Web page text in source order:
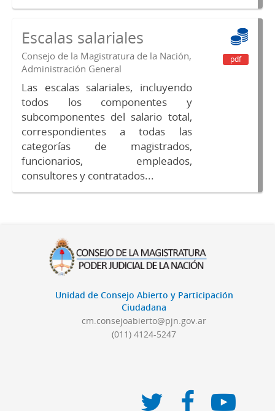
Escalas salariales
Consejo de la Magistratura de la Nación,
Administración General
Las escalas salariales, incluyendo
todos los componentes y
subcomponentes del salario total,
correspondientes a todas las
categorías de magistrados,
funcionarios, empleados,
consultores y contratados...
pdf
Unidad de Consejo Abierto y Participación
Ciudadana
cm.consejoabierto@pjn.gov.ar
(011) 4124-5247